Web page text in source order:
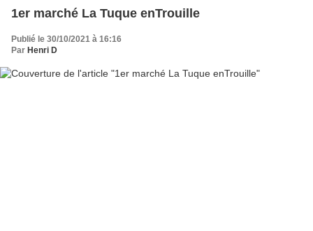
1er marché La Tuque enTrouille
Publié le 30/10/2021 à 16:16
Par Henri D